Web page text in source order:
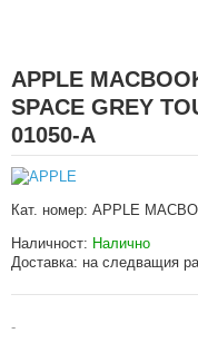
APPLE
SPACE GREY
01050-A
Кат. номер: APPLE
Наличност: Налично
Доставка: на следващия
-